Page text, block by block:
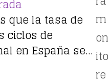
que la tasa de
ciclos de
en España se…
m
on
ito
re